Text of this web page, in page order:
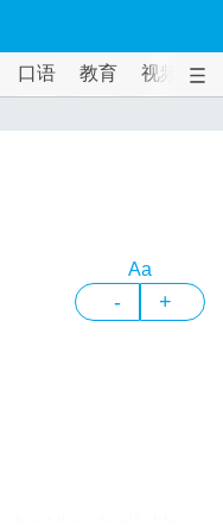
口语 教育 视频
Aa
- +